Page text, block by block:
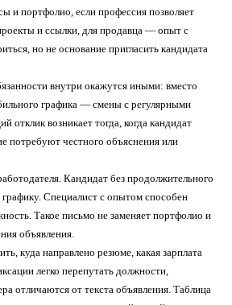
и портфолио, если профессия позволяет
и ссылки, для продавца — опыт с
но не основание пригласить кандидата
внутри окажутся иными: вместо
графика — смены с регулярными
возникает тогда, когда кандидат
потребуют честного объяснения или
Кандидат без продолжительного
Специалист с опытом способен
Такое письмо не заменяет портфолио и
объявления.
куда направлено резюме, какая зарплата
легко перепутать должности,
отличаются от текста объявления. Таблица